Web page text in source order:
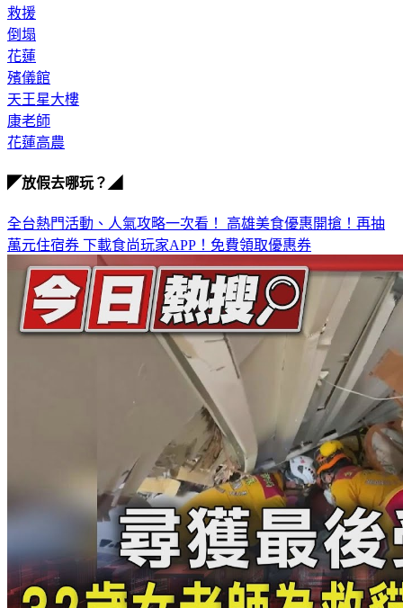
救援
倒塌
花蓮
殯儀館
天王星大樓
康老師
花蓮高農
◤放假去哪玩？◢
全台熱門活動、人氣攻略一次看！ 高雄美食優惠開搶！再抽
萬元住宿券 下載食尚玩家APP！免費領取優惠券